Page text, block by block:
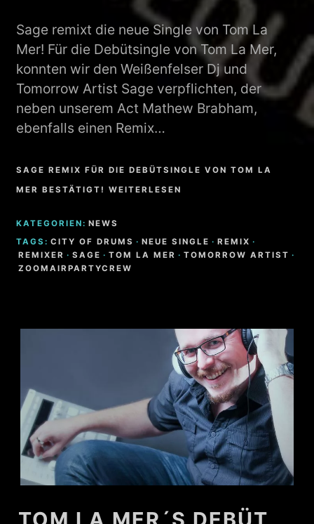
Sage remixt die neue Single von Tom La
Mer! Für die Debütsingle von Tom La Mer,
konnten wir den Weißenfelser Dj und
Tomorrow Artist Sage verpflichten, der
neben unserem Act Mathew Brabham,
ebenfalls einen Remix…
SAGE REMIX FÜR DIE DEBÜTSINGLE VON TOM LA
MER BESTÄTIGT! WEITERLESEN
KATEGORIEN: NEWS
TAGS: CITY OF DRUMS · NEUE SINGLE · REMIX ·
REMIXER · SAGE · TOM LA MER · TOMORROW ARTIST ·
ZOOMAIRPARTYCREW